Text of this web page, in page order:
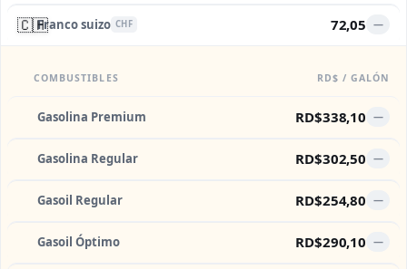
🇨🇭Franco suizo CHF 72,05 —
COMBUSTIBLES RD$ / GALÓN
Gasolina Premium RD$338,10 —
Gasolina Regular RD$302,50 —
Gasoil Regular RD$254,80 —
Gasoil Óptimo RD$290,10 —